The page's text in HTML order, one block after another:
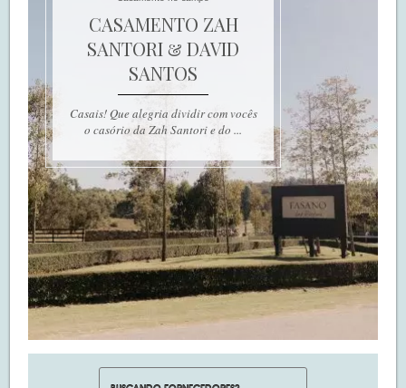
CASAMENTO ZAH
SANTORI & DAVID
SANTOS
Casais! Que alegria dividir com vocês
o casório da Zah Santori e do ...